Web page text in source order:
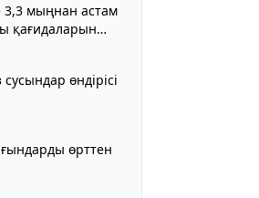
3,3 мыңнан астам
қағидаларын
өндірісі
өрттен